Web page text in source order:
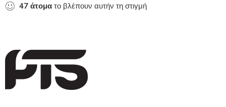
47 άτομα το βλέπουν αυτήν τη στιγμή